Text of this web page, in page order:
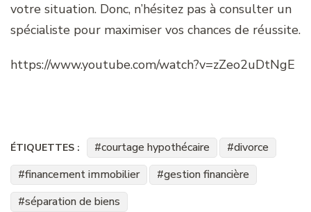
votre situation. Donc, n’hésitez pas à consulter un
spécialiste pour maximiser vos chances de réussite.
https://www.youtube.com/watch?v=zZeo2uDtNgE
ÉTIQUETTES : courtage hypothécaire
divorce
financement immobilier
gestion financière
séparation de biens